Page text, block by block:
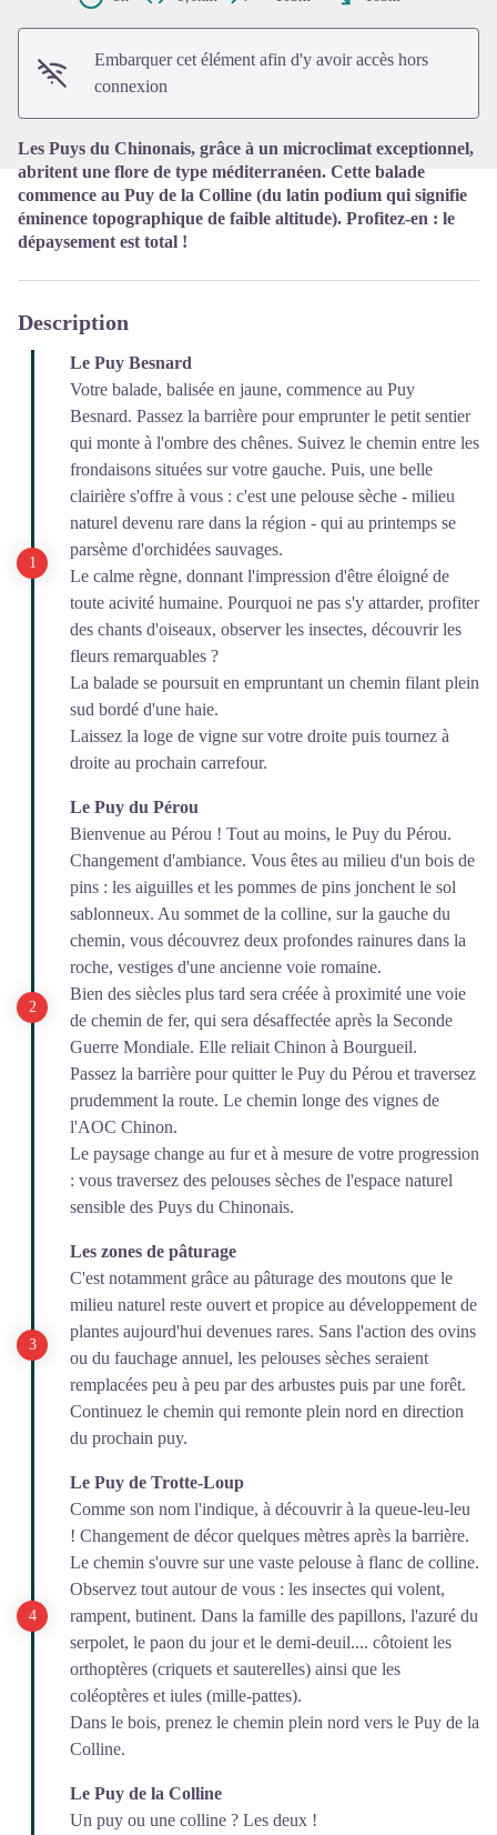
Embarquer cet élément afin d'y avoir accès hors
connexion
Les Puys du Chinonais, grâce à un microclimat exceptionnel,
abritent une flore de type méditerranéen. Cette balade
commence au Puy de la Colline (du latin podium qui signifie
éminence topographique de faible altitude). Profitez-en : le
dépaysement est total !
Description
Le Puy Besnard
Votre balade, balisée en jaune, commence au Puy
Besnard. Passez la barrière pour emprunter le petit sentier
qui monte à l'ombre des chênes. Suivez le chemin entre les
frondaisons situées sur votre gauche. Puis, une belle
clairière s'offre à vous : c'est une pelouse sèche - milieu
naturel devenu rare dans la région - qui au printemps se
parsème d'orchidées sauvages.
Le calme règne, donnant l'impression d'être éloigné de
toute acivité humaine. Pourquoi ne pas s'y attarder, profiter
des chants d'oiseaux, observer les insectes, découvrir les
fleurs remarquables ?
La balade se poursuit en empruntant un chemin filant plein
sud bordé d'une haie.
Laissez la loge de vigne sur votre droite puis tournez à
droite au prochain carrefour.
Le Puy du Pérou
Bienvenue au Pérou ! Tout au moins, le Puy du Pérou.
Changement d'ambiance. Vous êtes au milieu d'un bois de
pins : les aiguilles et les pommes de pins jonchent le sol
sablonneux. Au sommet de la colline, sur la gauche du
chemin, vous découvrez deux profondes rainures dans la
roche, vestiges d'une ancienne voie romaine.
Bien des siècles plus tard sera créée à proximité une voie
de chemin de fer, qui sera désaffectée après la Seconde
Guerre Mondiale. Elle reliait Chinon à Bourgueil.
Passez la barrière pour quitter le Puy du Pérou et traversez
prudemment la route. Le chemin longe des vignes de
l'AOC Chinon.
Le paysage change au fur et à mesure de votre progression
: vous traversez des pelouses sèches de l'espace naturel
sensible des Puys du Chinonais.
Les zones de pâturage
C'est notamment grâce au pâturage des moutons que le
milieu naturel reste ouvert et propice au développement de
plantes aujourd'hui devenues rares. Sans l'action des ovins
ou du fauchage annuel, les pelouses sèches seraient
remplacées peu à peu par des arbustes puis par une forêt.
Continuez le chemin qui remonte plein nord en direction
du prochain puy.
Le Puy de Trotte-Loup
Comme son nom l'indique, à découvrir à la queue-leu-leu
! Changement de décor quelques mètres après la barrière.
Le chemin s'ouvre sur une vaste pelouse à flanc de colline.
Observez tout autour de vous : les insectes qui volent,
rampent, butinent. Dans la famille des papillons, l'azuré du
serpolet, le paon du jour et le demi-deuil.... côtoient les
orthoptères (criquets et sauterelles) ainsi que les
coléoptères et iules (mille-pattes).
Dans le bois, prenez le chemin plein nord vers le Puy de la
Colline.
Le Puy de la Colline
Un puy ou une colline ? Les deux !